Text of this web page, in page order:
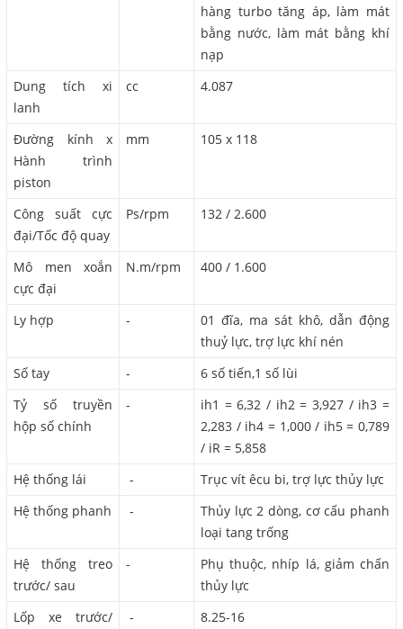
hàng turbo tăng áp, làm mát
bằng nước, làm mát bằng khí
nạp
Dung tích xi
lanh
cc 4.087
Đường kính x
Hành trình
piston
mm 105 x 118
Công suất cực
đại/Tốc độ quay
Ps/rpm 132 / 2.600
Mô men xoắn
cực đại
N.m/rpm 400 / 1.600
Ly hợp -
01 đĩa, ma sát khô, dẫn động
thuỷ lực, trợ lực khí nén
Số tay
-
6 số tiến,1 số lùi
Tỷ số truyền
hộp số chính
-
ih1 = 6,32 / ih2 = 3,927 / ih3 =
2,283 / ih4 = 1,000 / ih5 = 0,789
/ iR = 5,858
Hệ thống lái
-
Trục vít êcu bi, trợ lực thủy lực
Hệ thống phanh
-
Thủy lực 2 dòng, cơ cấu phanh
loại tang trống
Hệ thống treo
trước/ sau
-
Phụ thuộc, nhíp lá, giảm chấn
thủy lực
Lốp xe trước/
- 8.25-16